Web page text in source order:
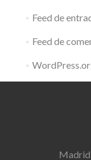
Feed de
Feed de
Madrid